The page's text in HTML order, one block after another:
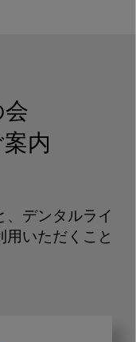
会
内
デンタルライ
用いただくこと